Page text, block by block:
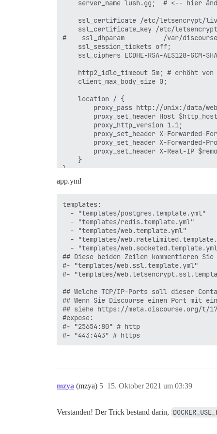
server_name lush.gg;  # <-- hier
ssl_certificate /etc/letsencrypt/
ssl_certificate_key /etc/
#    ssl_dhparam          /var/discourse/
    ssl_session_tickets off;
ssl_ciphers ECDHE-RSA-AES128-GCM-
http2_idle_timeout 5m; # erhöht
    client_max_body_size 0;
    location / {
proxy_pass http://unix:/data/
proxy_set_header Host
        proxy_http_version 1.1;
proxy_set_header X-Forwarded-
proxy_set_header X-Forwarded-
proxy_set_header X-Real-IP
    }
}
app.yml
templates:
  - "templates/postgres.template.yml"
  - "templates/redis.template.yml"
  - "templates/web.template.yml"
- "templates/
- "templates/
## Diese beiden Zeilen kommentieren
#- "templates/web.ssl.template.yml"
#- "templates/
## Welche TCP/IP-Ports soll dieser
## Wenn Sie Discourse einen Port mit
## siehe https://meta.discourse.org/t/
#expose:
#- "25654:80" # http
mzya (mzya) 15. Oktober 2021 um 03:39
5
Verstanden! Der Trick bestand darin,